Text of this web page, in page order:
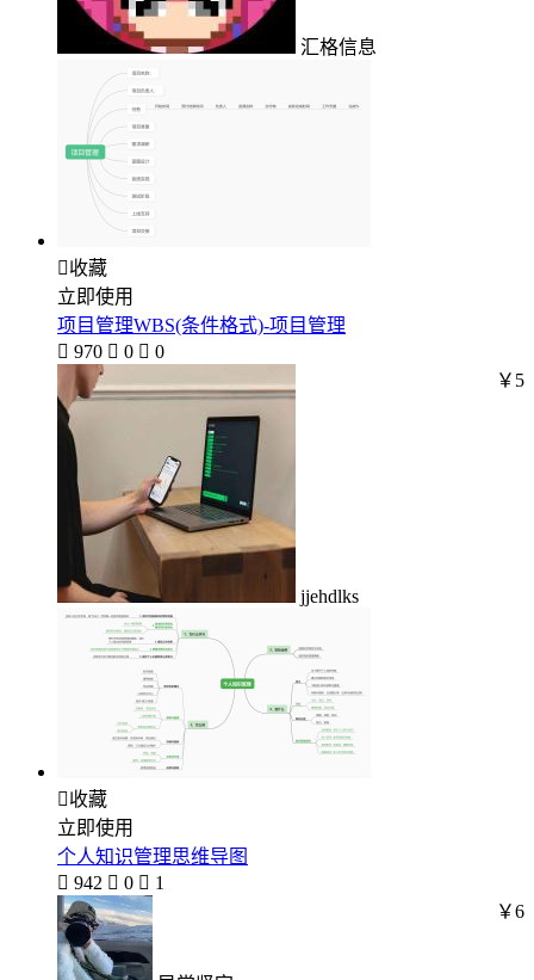
汇格信息
收藏
立即使用
项目管理WBS(条件格式)-项目管理
 970  0  0
jjehdlks
￥5
收藏
立即使用
个人知识管理思维导图
 942  0  1
￥6